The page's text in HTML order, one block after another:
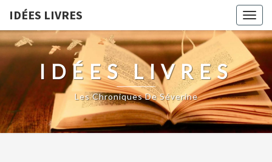
IDÉES LIVRES
IDÉES LIVRES
Les Chroniques De Séverine